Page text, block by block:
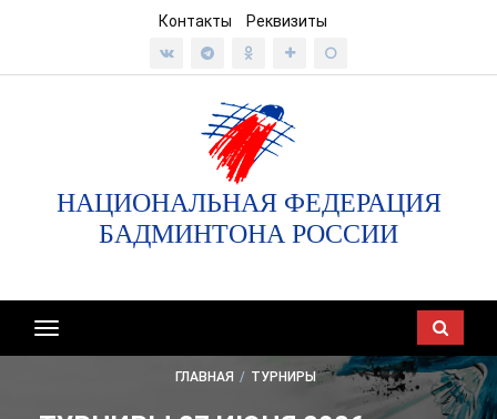
Контакты Реквизиты
НАЦИОНАЛЬНАЯ ФЕДЕРАЦИЯ
БАДМИНТОНА РОССИИ
Показать/
скрыть
ГЛАВНАЯ / ТУРНИРЫ